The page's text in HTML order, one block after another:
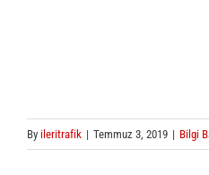
By ileritrafik | Temmuz 3, 2019 | Bilgi